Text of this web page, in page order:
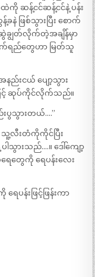
ကို ဆန့်ငင်ဆန့်ငင်နဲ့ ပန်း
ဖြစ်သွားပြီး စောက်
ျွတ်လိုက်တဲ့အချိန်မှာ
ရည်တွေဟာ မြတ်သူ
ည်းငယ် ပျော့သွား
ြင့် ဆုပ်ကိုင်လိုက်သည်။
းပွသွားတယ်….”
သူ့လီးတံကိုကိုင်ပြီး
သွားသည်….။ ဒေါ်ကျော့
ေတွေကို ရေပန်းလေး
ပန်းဖြင့်ဖြန်းကာ